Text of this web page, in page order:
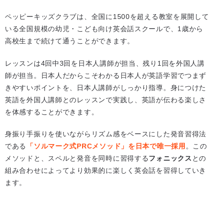
ペッピーキッズクラブは、全国に1500を超える教室を展開して
いる全国規模の幼児・こども向け英会話スクールで、1歳から
高校生まで続けて通うことができます。
レッスンは4回中3回を日本人講師が担当、残り1回を外国人講
師が担当。日本人だからこそわかる日本人が英語学習でつまず
きやすいポイントを、日本人講師がしっかり指導。身につけた
英語を外国人講師とのレッスンで実践し、英語が伝わる楽しさ
を体感することができます。
身振り手振りを使いながらリズム感をベースにした発音習得法
である
「ソルマーク式PRCメソッド」を日本で唯一採用 。この
メソッドと、スペルと発音を同時に習得するフォニックス との
組み合わせによってより効果的に楽しく英会話を習得していき
ます。